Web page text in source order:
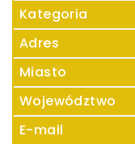
Kategoria
Adres
Miasto
Województwo
E-mail